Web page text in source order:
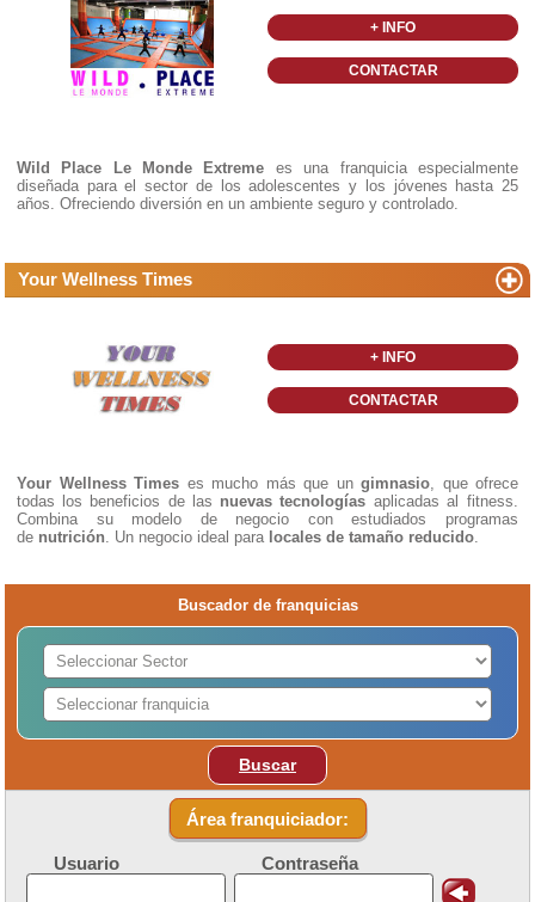
+ INFO
CONTACTAR
Wild Place Le Monde Extreme es una franquicia especialmente
diseñada para el sector de los adolescentes y los jóvenes hasta 25
años. Ofreciendo diversión en un ambiente seguro y controlado.
Your Wellness Times
+ INFO
CONTACTAR
Your Wellness Times es mucho más que un gimnasio, que ofrece
todas los beneficios de las nuevas tecnologías aplicadas al fitness.
Combina su modelo de negocio con estudiados programas
de nutrición. Un negocio ideal para locales de tamaño reducido.
Buscador de franquicias
Buscar
Área franquiciador:
Usuario Contraseña